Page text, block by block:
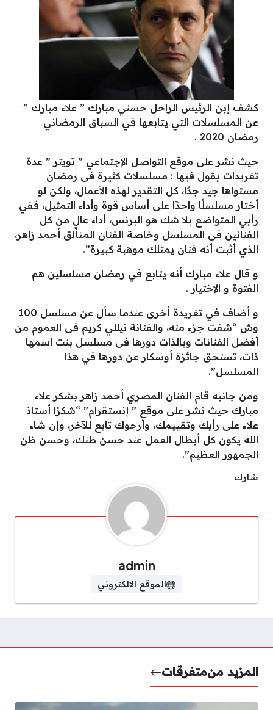
كشف إبن الرئيس الراحل حسني مبارك ” علاء مبارك ”
عن المسلسلات التي يتابعها في السباق الرمضاني
رمضان 2020 .
حيث نشر على موقع التواصل الإجتماعي ” تويتر ” عدة
تغريدات يقول فيها : مسلسلات كثيرة فى رمضان
مستواها جيد جدًا، كل التقدير لهذه الأعمال، ولكن لو
أختار مسلسلًا واحدًا على أساس قوة وأداء التمثيل، ففي
رأيي المتواضع بلا شك هو البرنس، أداء عالٍ من كل
الفنانين فى المسلسل وخاصة الفنان المتألق أحمد زاهر،
الذي أثبت أنه فنان يمتلك موهبة كبيرة”.
و قال علاء مبارك أنه يتابع في رمضان مسلسلين هم
الفتوة و الإختيار .
و أضاف في تغريدة أخرى عندما سأل عن مسلسل 100
وش “شفت جزء منه، والفنانة نيللي كريم فى العموم من
أفضل الفنانات وبالذات دورها فى مسلسل بنت اسمها
ذات، تستحق جائزة أوسكار عن دورها في هذا
المسلسل”.
ومن جانبه قام الفنان المصري أحمد زاهر بشكر علاء
مبارك حيث نشر على موقع ” إنستقرام” “شكرًا أستاذ
علاء على رأيك وتقييمك، وأرجوك تابع للآخر، وإن شاء
الله يكون كل أبطال العمل عند حسن ظنك، وحسن ظن
الجمهور العظيم”.
شارك
admin
الموقع الالكتروني
المزيد منمتفرقات